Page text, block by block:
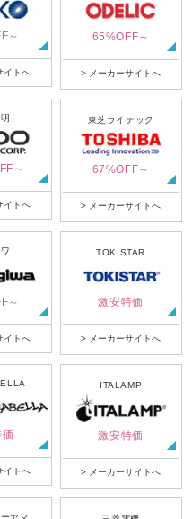
～
イトへ
65%OFF～
> メーカーサイトへ
～
イトへ
東芝ライテック
67%OFF～
> メーカーサイトへ
～
イトへ
TOKISTAR
激安特価
> メーカーサイトへ
イトへ
ITALAMP
激安特価
> メーカーサイトへ
ヤマ